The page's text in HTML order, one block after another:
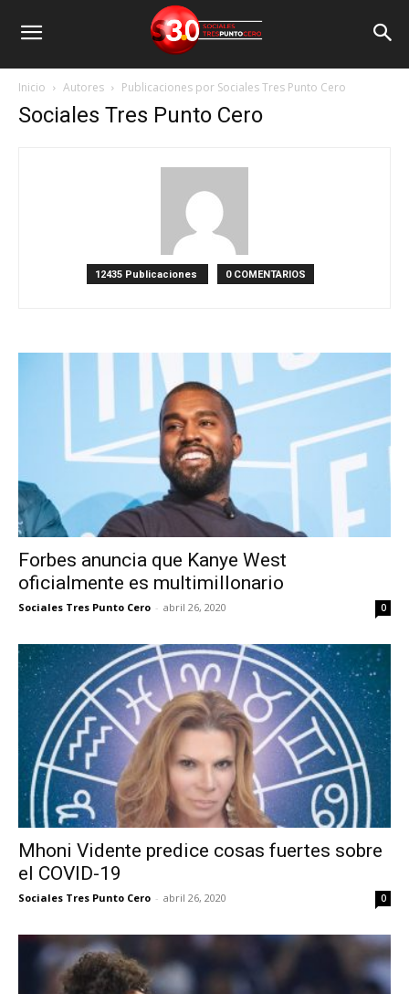
Inicio Autores Publicaciones por Sociales Tres Punto Cero
Sociales Tres Punto Cero
12435 Publicaciones 0 COMENTARIOS
Forbes anuncia que Kanye West
oficialmente es multimillonario
Sociales Tres Punto Cero - abril 26, 2020 0
Mhoni Vidente predice cosas fuertes sobre
el COVID-19
Sociales Tres Punto Cero - abril 26, 2020 0